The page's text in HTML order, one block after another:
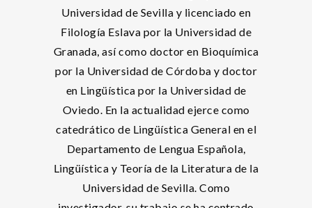
Universidad de Sevilla y licenciado en
Filología Eslava por la Universidad de
Granada, así como doctor en Bioquímica
por la Universidad de Córdoba y doctor
en Lingüística por la Universidad de
Oviedo. En la actualidad ejerce como
catedrático de Lingüística General en el
Departamento de Lengua Española,
Lingüística y Teoría de la Literatura de la
Universidad de Sevilla. Como